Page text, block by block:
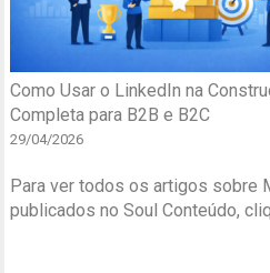
Como Usar o LinkedIn na
Completa para B2B e B2C
29/04/2026
Para ver todos os artigos sobre
publicados no Soul Conteúdo,